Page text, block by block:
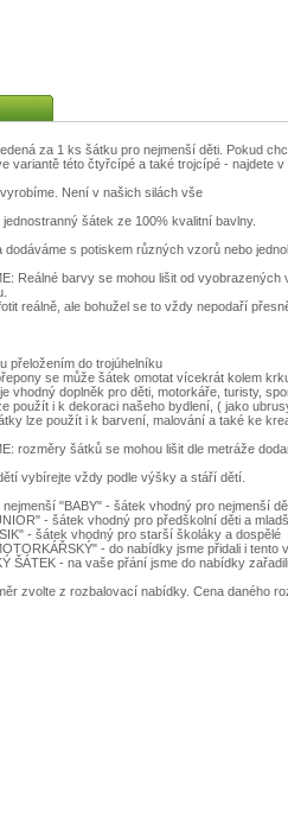
za 1 ks šátku pro nejmenší děti. Pokud
variantě této čtyřcípé a také trojcípé - najdete
Není v našich silách vše
šátek ze 100% kvalitní bavlny.
s potiskem různých vzorů nebo
Reálné barvy se mohou lišit od
reálně, ale bohužel se to vždy nepodaří
přeložením do trojúhelníku
se může šátek omotat vícekrát kolem
vhodný doplněk pro děti, motorkáře, turisty,
použít i k dekoraci našeho bydlení, ( jako
lze použít i k barvení, malování a také ke
rozměry šátků se mohou lišit dle metráže
vybírejte vždy podle výšky a stáří dětí.
"BABY" - šátek vhodný pro nejmenší
- šátek vhodný pro předškolní děti a
- šátek vhodný pro starší školáky a dospělé
- do nabídky jsme přidali i
ŠÁTEK - na vaše přání jsme do nabídky
zvolte z rozbalovací nabídky. Cena daného